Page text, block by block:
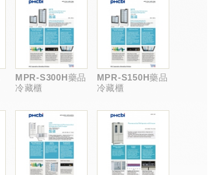
MPR-S300H藥品
冷藏櫃
MPR-S150H藥品
冷藏櫃